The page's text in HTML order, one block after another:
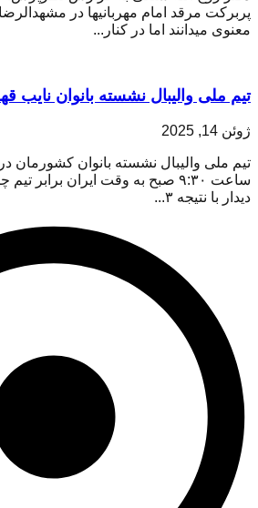
پربرکت مرقد امام مهربانیها در
معنوی میدانند اما در کنار...
تیم ملی والیبال نشسته بانوان نایب
ژوئن 14, 2025
تیم ملی والیبال نشسته بانوان کشورمان
ساعت ۹:۳۰ صبح به وقت ایران
دیدار با نتیجه ۳...